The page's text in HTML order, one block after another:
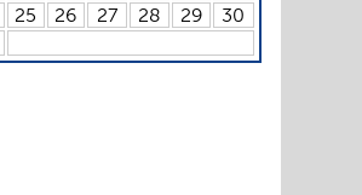
25 26 27 28 29
30